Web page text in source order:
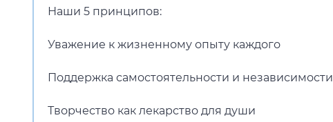
Наши 5 принципов:
Уважение к жизненному опыту каждого
Поддержка самостоятельности и независимости
Творчество как лекарство для души